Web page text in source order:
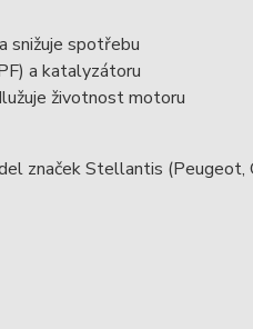
snižuje spotřebu
a katalyzátoru
životnost motoru
značek Stellantis (Peugeot,